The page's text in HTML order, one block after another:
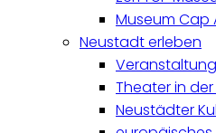
Museum Cap
Neustadt erleben
Theater in
Neustädter